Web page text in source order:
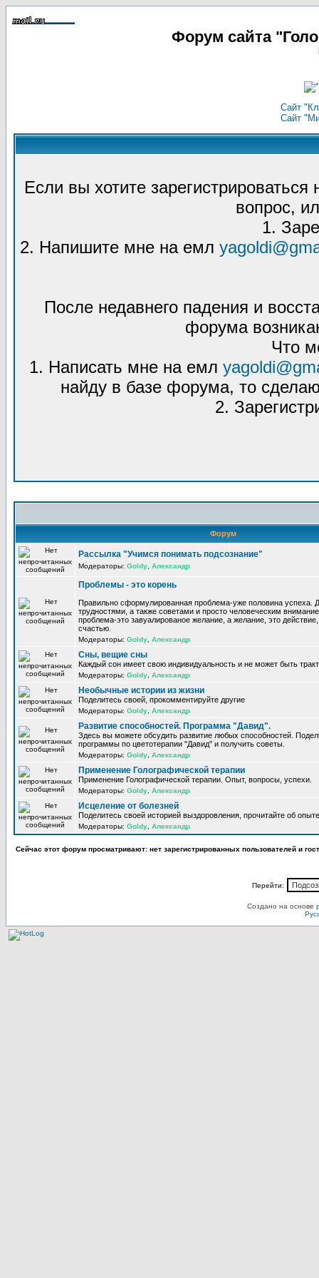
Форум сайта
Сайт
Сайт
Если вы хотите
вопрос,
1.
2. Напишите мне на емл
После недавнего падения и
форума
Что
1. Написать мне на емл
найду в базе форума, то
2.
Форум
Рассылка "Учимся понимать подсознание"
Модераторы: Goldy Александр
Проблемы - это корень
Правильно сформулированная проблема-уже половина успеха.
трудностями, а также советами и просто человеческим
проблема-это завуалированое желание, а желание, это
счастью.
Модераторы: Goldy Александр
Сны, вещие сны
Каждый сон имеет свою индивидуальность и не может быть
Модераторы: Goldy Александр
Необычные истории из жизни
Поделитесь своей, прокомментируйте другие
Модераторы: Goldy Александр
Развитие способностей. Программа "Давид".
Здесь вы можете обсудить развитие любых способностей.
программы по цветотерапии "Давид" и получить советы.
Модераторы: Goldy Александр
Применение Голографической терапии
Применение Голографической терапии. Опыт, вопросы, успехи.
Модераторы: Goldy Александр
Исцеление от болезней
Поделитесь своей историей выздоровления, прочитайте об
Модераторы: Goldy Александр
Сейчас этот форум просматривают: нет зарегистрированных пользователей и
Перейти:
Создано на основе